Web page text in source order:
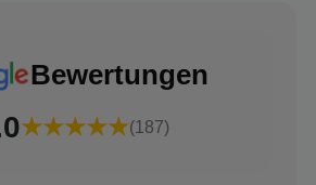
Bewertungen
★★★★★(187)